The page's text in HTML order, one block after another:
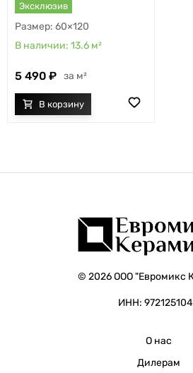
Эксклюзив
60×120
13.6 м²
5 490 м²
© 2026 ООО "Евромикс
ИНН:
О нас
Дилерам